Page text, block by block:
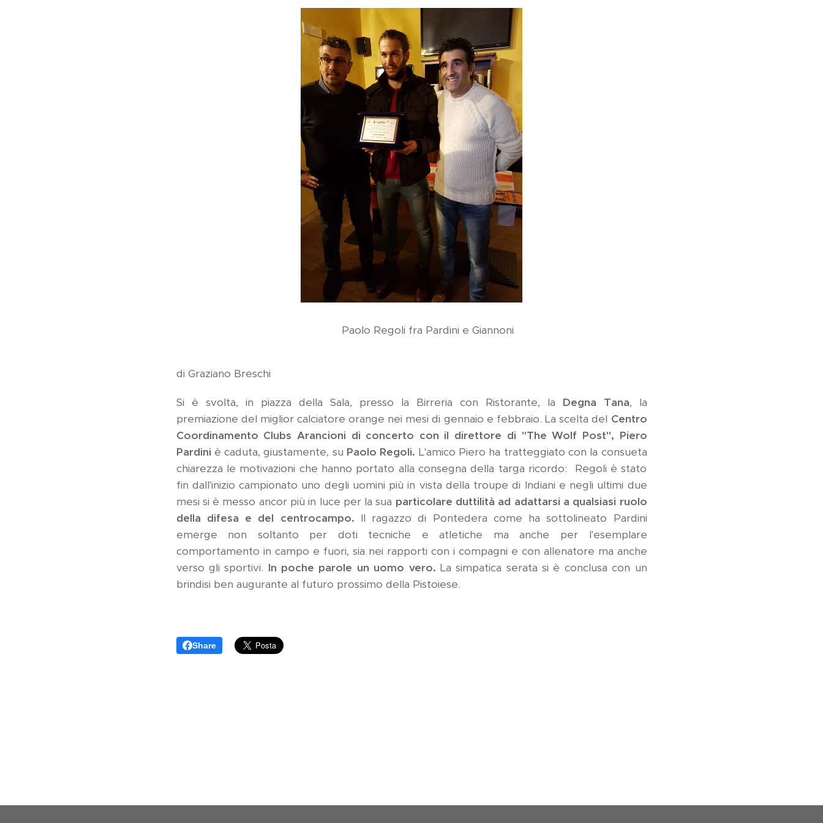
Paolo Regoli fra Pardini e Giannoni
di Graziano Breschi
Si è svolta, in piazza della Sala, presso la Birreria con Ristorante, la Degna Tana, la
premiazione del miglior calciatore orange nei mesi di gennaio e febbraio. La scelta del Centro
Coordinamento Clubs Arancioni di concerto con il direttore di "The Wolf Post", Piero
Pardini è caduta, giustamente, su Paolo Regoli. L'amico Piero ha tratteggiato con la consueta
chiarezza le motivazioni che hanno portato alla consegna della targa ricordo: Regoli è stato
fin dall'inizio campionato uno degli uomini più in vista della troupe di Indiani e negli ultimi due
mesi si è messo ancor più in luce per la sua particolare duttilità ad adattarsi a qualsiasi ruolo
della difesa e del centrocampo. Il ragazzo di Pontedera come ha sottolineato Pardini
emerge non soltanto per doti tecniche e atletiche ma anche per l'esemplare
comportamento in campo e fuori, sia nei rapporti con i compagni e con allenatore ma anche
verso gli sportivi. In poche parole un uomo vero. La simpatica serata si è conclusa con un
brindisi ben augurante al futuro prossimo della Pistoiese.
Share